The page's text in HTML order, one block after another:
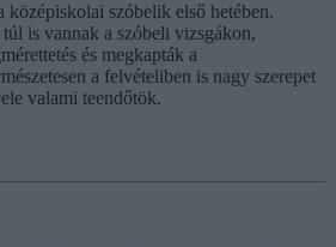
középiskolai szóbelik első hetében.
is vannak a szóbeli vizsgákon,
és megkapták a
a felvételiben is nagy szerepet
valami teendőtök.